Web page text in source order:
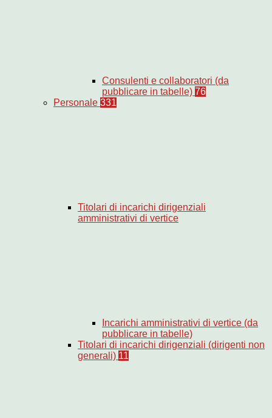
Consulenti e collaboratori (da
pubblicare in tabelle) 76
Personale 331
Titolari di incarichi dirigenziali
amministrativi di vertice
Incarichi amministrativi di vertice (da
pubblicare in tabelle)
Titolari di incarichi dirigenziali (dirigenti non
generali) 11